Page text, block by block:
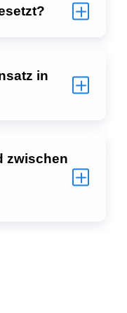
in
zwischen